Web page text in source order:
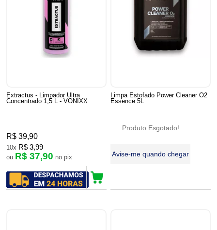
Extractus - Limpador Ultra
Concentrado 1,5 L - VONIXX
R$ 39,90
10x R$ 3,99
ou R$ 37,90 no pix
Limpa Estofado Power Cleaner O2
Essence 5L
Produto Esgotado!
Avise-me quando chegar